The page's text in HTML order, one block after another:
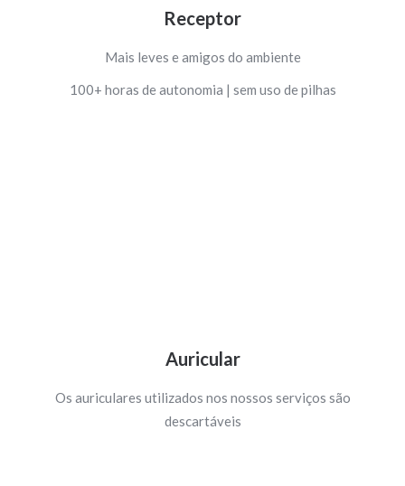
Receptor
Mais leves e amigos do ambiente
100+ horas de autonomia | sem uso de pilhas
Auricular
Os auriculares utilizados nos nossos serviços são
descartáveis